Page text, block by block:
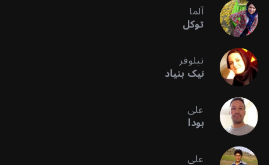
آلما
توکل
نیلوفر
نیک بنیاد
علی
بودا
علی